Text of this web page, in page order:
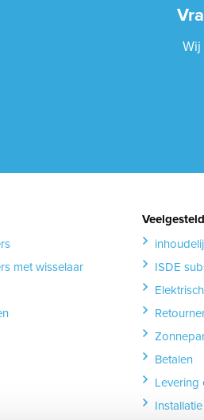
met wisselaar
ISDE
Betalen
Levering
Installatie